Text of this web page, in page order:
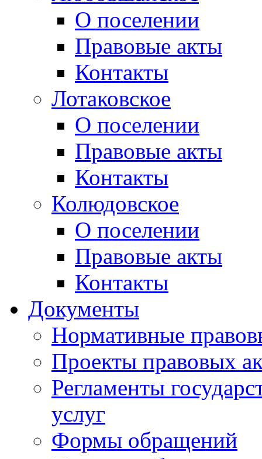
О поселении
Правовые акты
Контакты
Лотаковское
О поселении
Правовые акты
Контакты
Колюдовское
О поселении
Правовые акты
Контакты
Документы
Нормативные
Проекты правовых
Регламенты
услуг
Формы обращений